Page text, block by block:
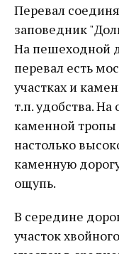
Перевал
заповедник
На пешеходной
перевал есть
участках и
т.п. удобства. На
каменной тропы
настолько
каменную
ощупь.
В середине
участок